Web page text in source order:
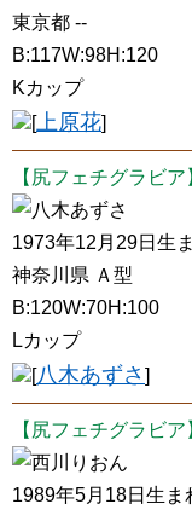
東京都 --
B:117W:98H:120
Kカップ
[上原花]
【尻フェチグラビア
八木あずさ
1973年12月29日生
神奈川県 Ａ型
B:120W:70H:100
Lカップ
[八木あずさ]
【尻フェチグラビア
西川りおん
1989年5月18日生ま